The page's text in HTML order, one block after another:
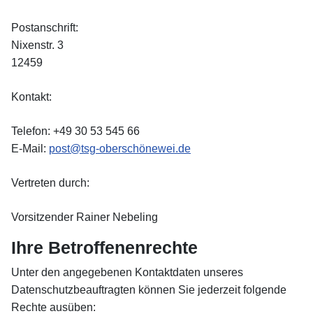
Postanschrift:
Nixenstr. 3
12459
Kontakt:
Telefon: +49 30 53 545 66
E-Mail: post@tsg-oberschönewei.de
Vertreten durch:
Vorsitzender Rainer Nebeling
Ihre Betroffenenrechte
Unter den angegebenen Kontaktdaten unseres
Datenschutzbeauftragten können Sie jederzeit folgende
Rechte ausüben: